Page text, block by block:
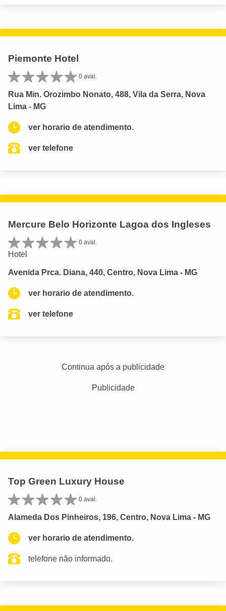
Piemonte Hotel
0 aval.
Rua Min. Orozimbo Nonato, 488, Vila da Serra, Nova
Lima - MG
ver horario de atendimento.
ver telefone
Mercure Belo Horizonte Lagoa dos Ingleses
0 aval.
Hotel
Avenida Prca. Diana, 440, Centro, Nova Lima - MG
ver horario de atendimento.
ver telefone
Continua após a publicidade
Publicidade
Top Green Luxury House
0 aval.
Alameda Dos Pinheiros, 196, Centro, Nova Lima - MG
ver horario de atendimento.
telefone não informado.